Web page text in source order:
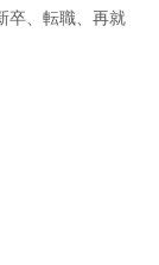
卒、転職、再就